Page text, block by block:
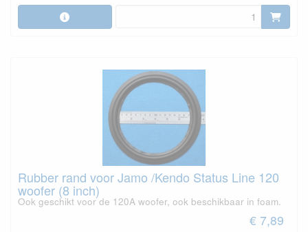
Rubber rand voor Jamo /Kendo Status Line 120
woofer (8 inch)
Ook geschikt voor de 120A woofer, ook beschikbaar in foam.
€ 7,89